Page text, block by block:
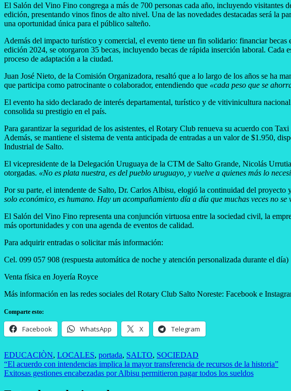
El Salón del Vino Fino congrega a más de 700 personas cada año, incluyendo visitantes
edición, presentando vinos finos de alto nivel. Una de las novedades destacadas será la
una oportunidad única para el público salteño.
Además del impacto turístico y comercial, el evento tiene un fin solidario: financiar
edición 2024, se otorgaron 35 becas, incluyendo becas de rápida inserción laboral.
proceso de adaptación a la ciudad.
Juan José Nieto, de la Comisión Organizadora, resaltó que a lo largo de los años se ha
que participa como patrocinante o colaborador, entendiendo que «cada peso que se
El evento ha sido declarado de interés departamental, turístico y de vitivinicultura
consolida su prestigio en el país.
Para garantizar la seguridad de los asistentes, el Rotary Club renueva su acuerdo con
Además, se mantiene el sistema de venta anticipada de entradas a un valor de $1.950,
Industrial de Salto.
El vicepresidente de la Delegación Uruguaya de la CTM de Salto Grande, Nicolás
otorgadas. «No es plata nuestra, es del pueblo uruguayo, y vuelve a quienes más lo
Por su parte, el intendente de Salto, Dr. Carlos Albisu, elogió la continuidad del
solo económico, es humano. Hay un acompañamiento día a día que muchas veces no
El Salón del Vino Fino representa una conjunción virtuosa entre la sociedad civil, la
más oportunidades y con una agenda de eventos de calidad.
Para adquirir entradas o solicitar más información:
Cel. 099 057 908 (respuesta automática de noche y atención personalizada durante el día)
Venta física en Joyería Royce
Más información en las redes sociales del Rotary Club Salto Noreste: Facebook e
Comparte esto:
Facebook WhatsApp X Telegram
EDUCACIÒN, LOCALES, portada, SALTO, SOCIEDAD
Navegación
de
“El acuerdo con intendencias implica la mayor transferencia de recursos de la historia”
Exitosas gestiones encabezadas por Albisu permitieron pagar todos los sueldos